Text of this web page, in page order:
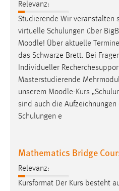
Relevanz:
Studierende Wir veranstalten
virtuelle Schulungen über
Moodle! Über aktuelle
das Schwarze Brett. Bei
Individueller
Masterstudierende
unserem Moodle-Kurs
sind auch die Aufzeichnungen
Schulungen e
Mathematics Bridge
Relevanz:
Kursformat Der Kurs besteht
Zweck:
Conversion-Tracking
Cookie Laufzeit:
3 Monate
EXTERNE MEDIEN
externen Medien Cookies